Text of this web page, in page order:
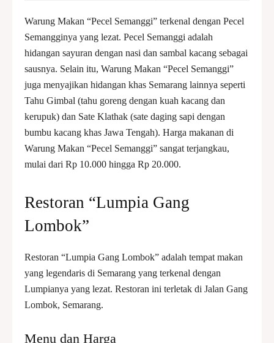
Warung Makan “Pecel Semanggi” terkenal dengan Pecel
Semangginya yang lezat. Pecel Semanggi adalah
hidangan sayuran dengan nasi dan sambal kacang sebagai
sausnya. Selain itu, Warung Makan “Pecel Semanggi”
juga menyajikan hidangan khas Semarang lainnya seperti
Tahu Gimbal (tahu goreng dengan kuah kacang dan
kerupuk) dan Sate Klathak (sate daging sapi dengan
bumbu kacang khas Jawa Tengah). Harga makanan di
Warung Makan “Pecel Semanggi” sangat terjangkau,
mulai dari Rp 10.000 hingga Rp 20.000.
Restoran “Lumpia Gang
Lombok”
Restoran “Lumpia Gang Lombok” adalah tempat makan
yang legendaris di Semarang yang terkenal dengan
Lumpianya yang lezat. Restoran ini terletak di Jalan Gang
Lombok, Semarang.
Menu dan Harga